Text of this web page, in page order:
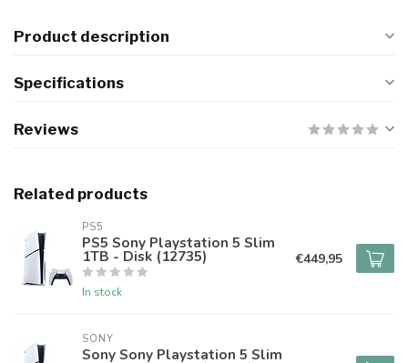
Product description
Specifications
Reviews
Related products
PS5
PS5 Sony Playstation 5 Slim
1TB - Disk (12735)
In stock
€449,95
SONY
Sony Sony Playstation 5 Slim